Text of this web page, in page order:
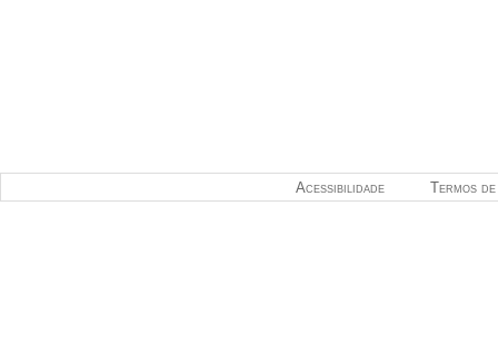
Termos
Acessibilidade